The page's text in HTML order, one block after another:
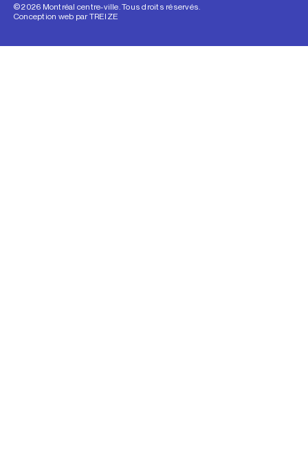
© 2026 Montréal centre-ville. Tous droits réservés.
Conception web parTREIZE